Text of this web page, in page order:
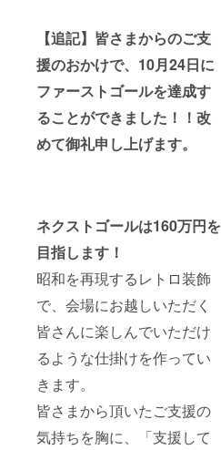
【追記】皆さまからのご支
援のおかけで、10月24日に
ファーストゴールを達成す
ることができました！！改
めて御礼申し上げます。
ネクストゴールは160万円を
目指します！
昭和を再現するレトロ装飾
で、会場にお越しいただく
皆さんに楽しんでいただけ
るような仕掛けを作ってい
きます。
皆さまから頂いたご支援の
気持ちを胸に、「支援して